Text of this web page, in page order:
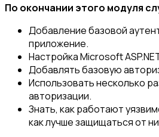
По окончании этого модуля
Добавление базовой
приложение.
Настройка Microsoft
Добавлять базовую
Использовать несколько
авторизации.
Знать, как работают
как лучше защищаться от